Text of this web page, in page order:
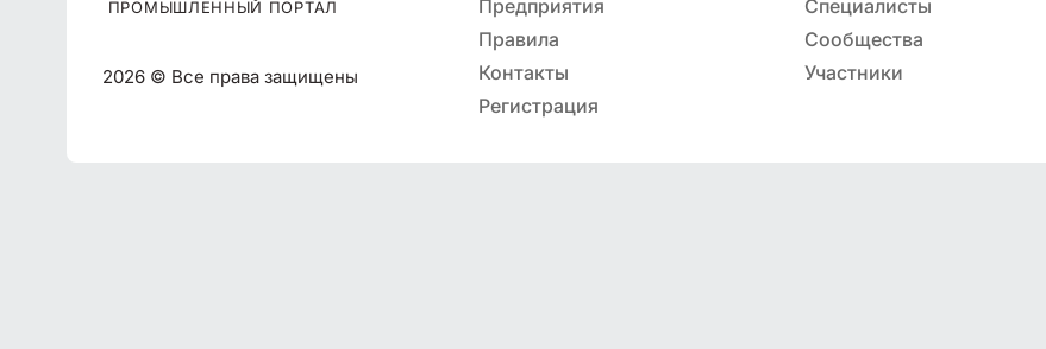
ПРОМЫШЛЕННЫЙ ПОРТАЛ
2026 © Все права защищены
Предприятия
Специалисты
Правила
Сообщества
Контакты
Участники
Регистрация